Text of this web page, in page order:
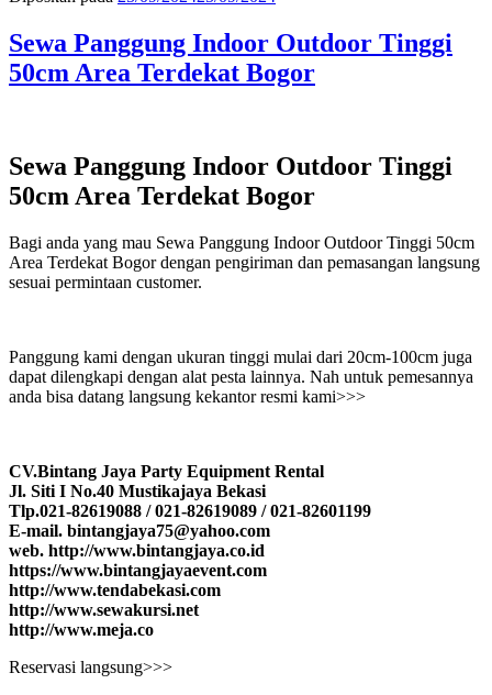
Sewa Panggung Indoor Outdoor Tinggi
50cm Area Terdekat Bogor
Sewa Panggung Indoor Outdoor Tinggi
50cm Area Terdekat Bogor
Bagi anda yang mau Sewa Panggung Indoor Outdoor Tinggi 50cm
Area Terdekat Bogor dengan pengiriman dan pemasangan langsung
sesuai permintaan customer.
Panggung kami dengan ukuran tinggi mulai dari 20cm-100cm juga
dapat dilengkapi dengan alat pesta lainnya. Nah untuk pemesannya
anda bisa datang langsung kekantor resmi kami>>>
CV.Bintang Jaya Party Equipment Rental
Jl. Siti I No.40 Mustikajaya Bekasi
Tlp.021-82619088 / 021-82619089 / 021-82601199
E-mail. bintangjaya75@yahoo.com
web. http://www.bintangjaya.co.id
https://www.bintangjayaevent.com
http://www.tendabekasi.com
http://www.sewakursi.net
http://www.meja.co
Reservasi langsung>>>